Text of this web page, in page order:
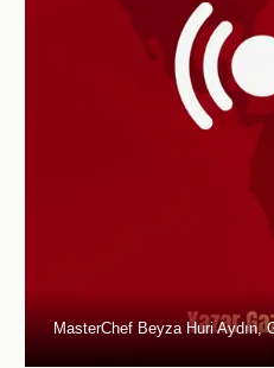
MasterChef Beyza Huri Aydın,